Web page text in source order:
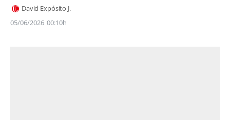
David Expósito J.
05/06/2026 00:10h